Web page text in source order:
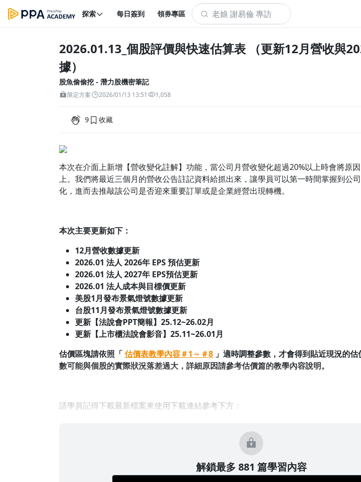
探索 每日簽到 領券專區
2026.01.13_個股評價與快速估算表 （更新12月營收與
據）
股魚偷偷挖 - 潛力股機密筆記
限定方案 2026/01/13 13:51 1,058
9 收藏
本次在介面上新增【營收變化註解】功能，當公司月營收變化超過20%以上時會將原
上。我們將最近三個月的營收公告註記資料給抓出來，讓學員可以第一時間掌握到公
化，進而去推敲該公司是否迎來重要訂單或是企業經營出現轉機。
本次主要更新如下：
12月營收數據更新
2026.01 法人 2026年 EPS 預估更新
2026.01 法人 2027年 EPS預估更新
2026.01 法人成本與目標價更新
美股1月發布景氣燈號數據更新
台股11月發布景氣燈號數據更新
更新【法說會PPT簡報】25.12~26.02月
更新【上市櫃法說會影音】25.11~26.01月
估價區塊請依照「 估價表教學內容＃1～＃8 」適時調整參數，才會得到貼近現況的
數可能與個股的實際狀況落差過大，詳細原因請參考估價篇的教學內容說明。
請學員記得下載最新檔案來使用下載連結參考下方：
解鎖最多 881 篇學習內容